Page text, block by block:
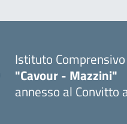
Istituto
"Cavour - Mazzini"
annesso al Convitto